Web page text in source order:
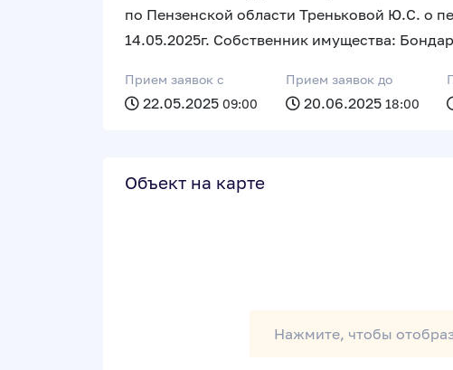
по Пензенской области Треньковой Ю.С. о
14.05.2025г. Собственник имущества:
Прием заявок c
22.05.2025 09:00
Прием заявок до
20.06.2025 18:00
Объект на карте
Нажмите, чтобы